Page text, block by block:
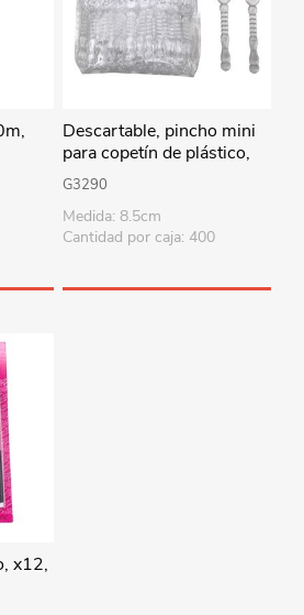
Descartable, pincho mini
para copetín de plástico,
bolsa x50
G3290
Medida: 8.5cm
Cantidad por caja: 400
x12,